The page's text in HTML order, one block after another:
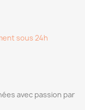
sous 24h
avec passion par